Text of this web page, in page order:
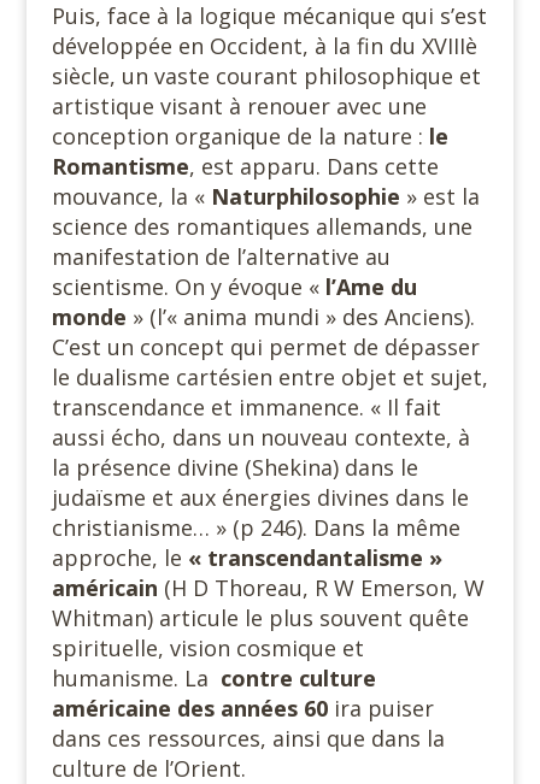
Puis, face à la logique mécanique qui s’est
développée en Occident, à la fin du XVIIIè
siècle, un vaste courant philosophique et
artistique visant à renouer avec une
conception organique de la nature : le
Romantisme, est apparu. Dans cette
mouvance, la « Naturphilosophie » est la
science des romantiques allemands, une
manifestation de l’alternative au
scientisme. On y évoque « l’Ame du
monde » (l’« anima mundi » des Anciens).
C’est un concept qui permet de dépasser
le dualisme cartésien entre objet et sujet,
transcendance et immanence. « Il fait
aussi écho, dans un nouveau contexte, à
la présence divine (Shekina) dans le
judaïsme et aux énergies divines dans le
christianisme… » (p 246). Dans la même
approche, le « transcendantalisme »
américain (H D Thoreau, R W Emerson, W
Whitman) articule le plus souvent quête
spirituelle, vision cosmique et
humanisme. La contre culture
américaine des années 60ira puiser
dans ces ressources, ainsi que dans la
culture de l’Orient.